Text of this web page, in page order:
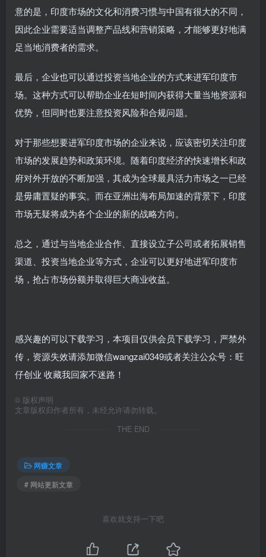
意的是，印度市场的文化和消费习惯与中国有很大的不同，
因此企业需要适当调整产品线和营销策略，才能够更好地满
足当地消费者的需求。
最后，企业也可以通过投资当地企业的方式来进军印度市
场。这种方式可以帮助企业在短时间内获得大量当地资源和
优势，但同时也要注意投资风险和合规问题。
对于那些想要进军印度市场的企业来说，应该密切关注印度
市场的发展趋势和政策环境。随着印度经济的快速增长和政
府对外开放的不断加强，其成为全球最具活力市场之一已经
是毋庸置疑的事实。而在亚洲出海布局加速的背景下，印度
市场无疑将成为各个企业的新的战略方向。
总之，通过与当地企业合作、直接设立子公司或者拓展销售
渠道、投资当地企业等方式，企业可以更好地进军印度市
场，抢占市场份额并取得巨大商业收益。
感兴趣的可以下载学习，本项目仅供会员下载学习，严禁外
传，资源失效请添加微信wangzai0349或者关注公众号：旺
仔创业 收藏我回家不迷路！
© 版权声明
文章版权归作者所有，未经允许请勿转载。
THE END
网赚文章
# 网站更新文章
喜欢就支持一下吧